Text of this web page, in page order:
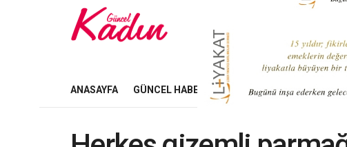
ANASAYFA GÜNCEL HABERLER İŞ DÜNYASI